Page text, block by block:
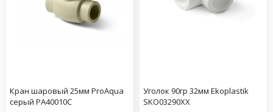
Кран шаровый 25мм ProAqua
серый PA40010С
Уголок 90гр 32мм Ekoplastik
SKO03290XX